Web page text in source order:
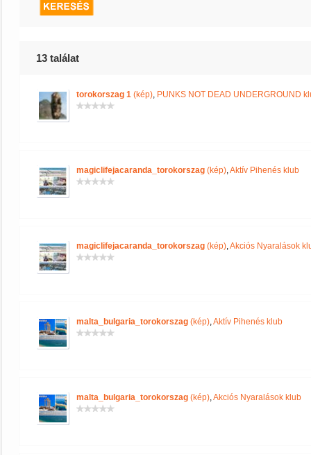
13 találat
torokorszag 1 (kép), PUNKS NOT DEAD UNDERGROUND
magiclifejacaranda_torokorszag (kép),Aktív Pihenés klub
magiclifejacaranda_torokorszag (kép),Akciós Nyaralások
malta_bulgaria_torokorszag (kép),Aktív Pihenés klub
malta_bulgaria_torokorszag (kép),Akciós Nyaralások klub